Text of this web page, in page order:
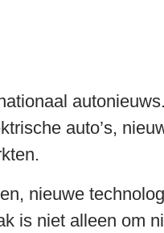
auto’s,
nieuwe
is niet alleen om